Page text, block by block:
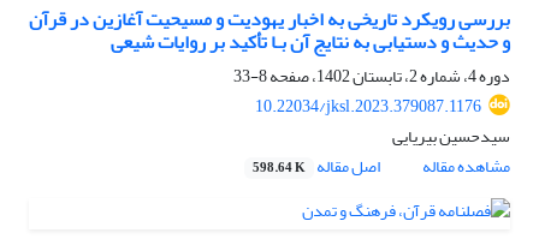
بررسی رویکرد تاریخی به اخبار یهودیت و مسیحیت آغازین در قرآن
و حدیث و دستیابی به نتایج آن بـا تأکید بر روایات شیعی
دوره 4، شماره 2، تابستان 1402، صفحه
8-33
10.22034/jksl.2023.379087.1176
سیدحسین بیریایی
مشاهده مقاله
اصل مقاله 598.64 K